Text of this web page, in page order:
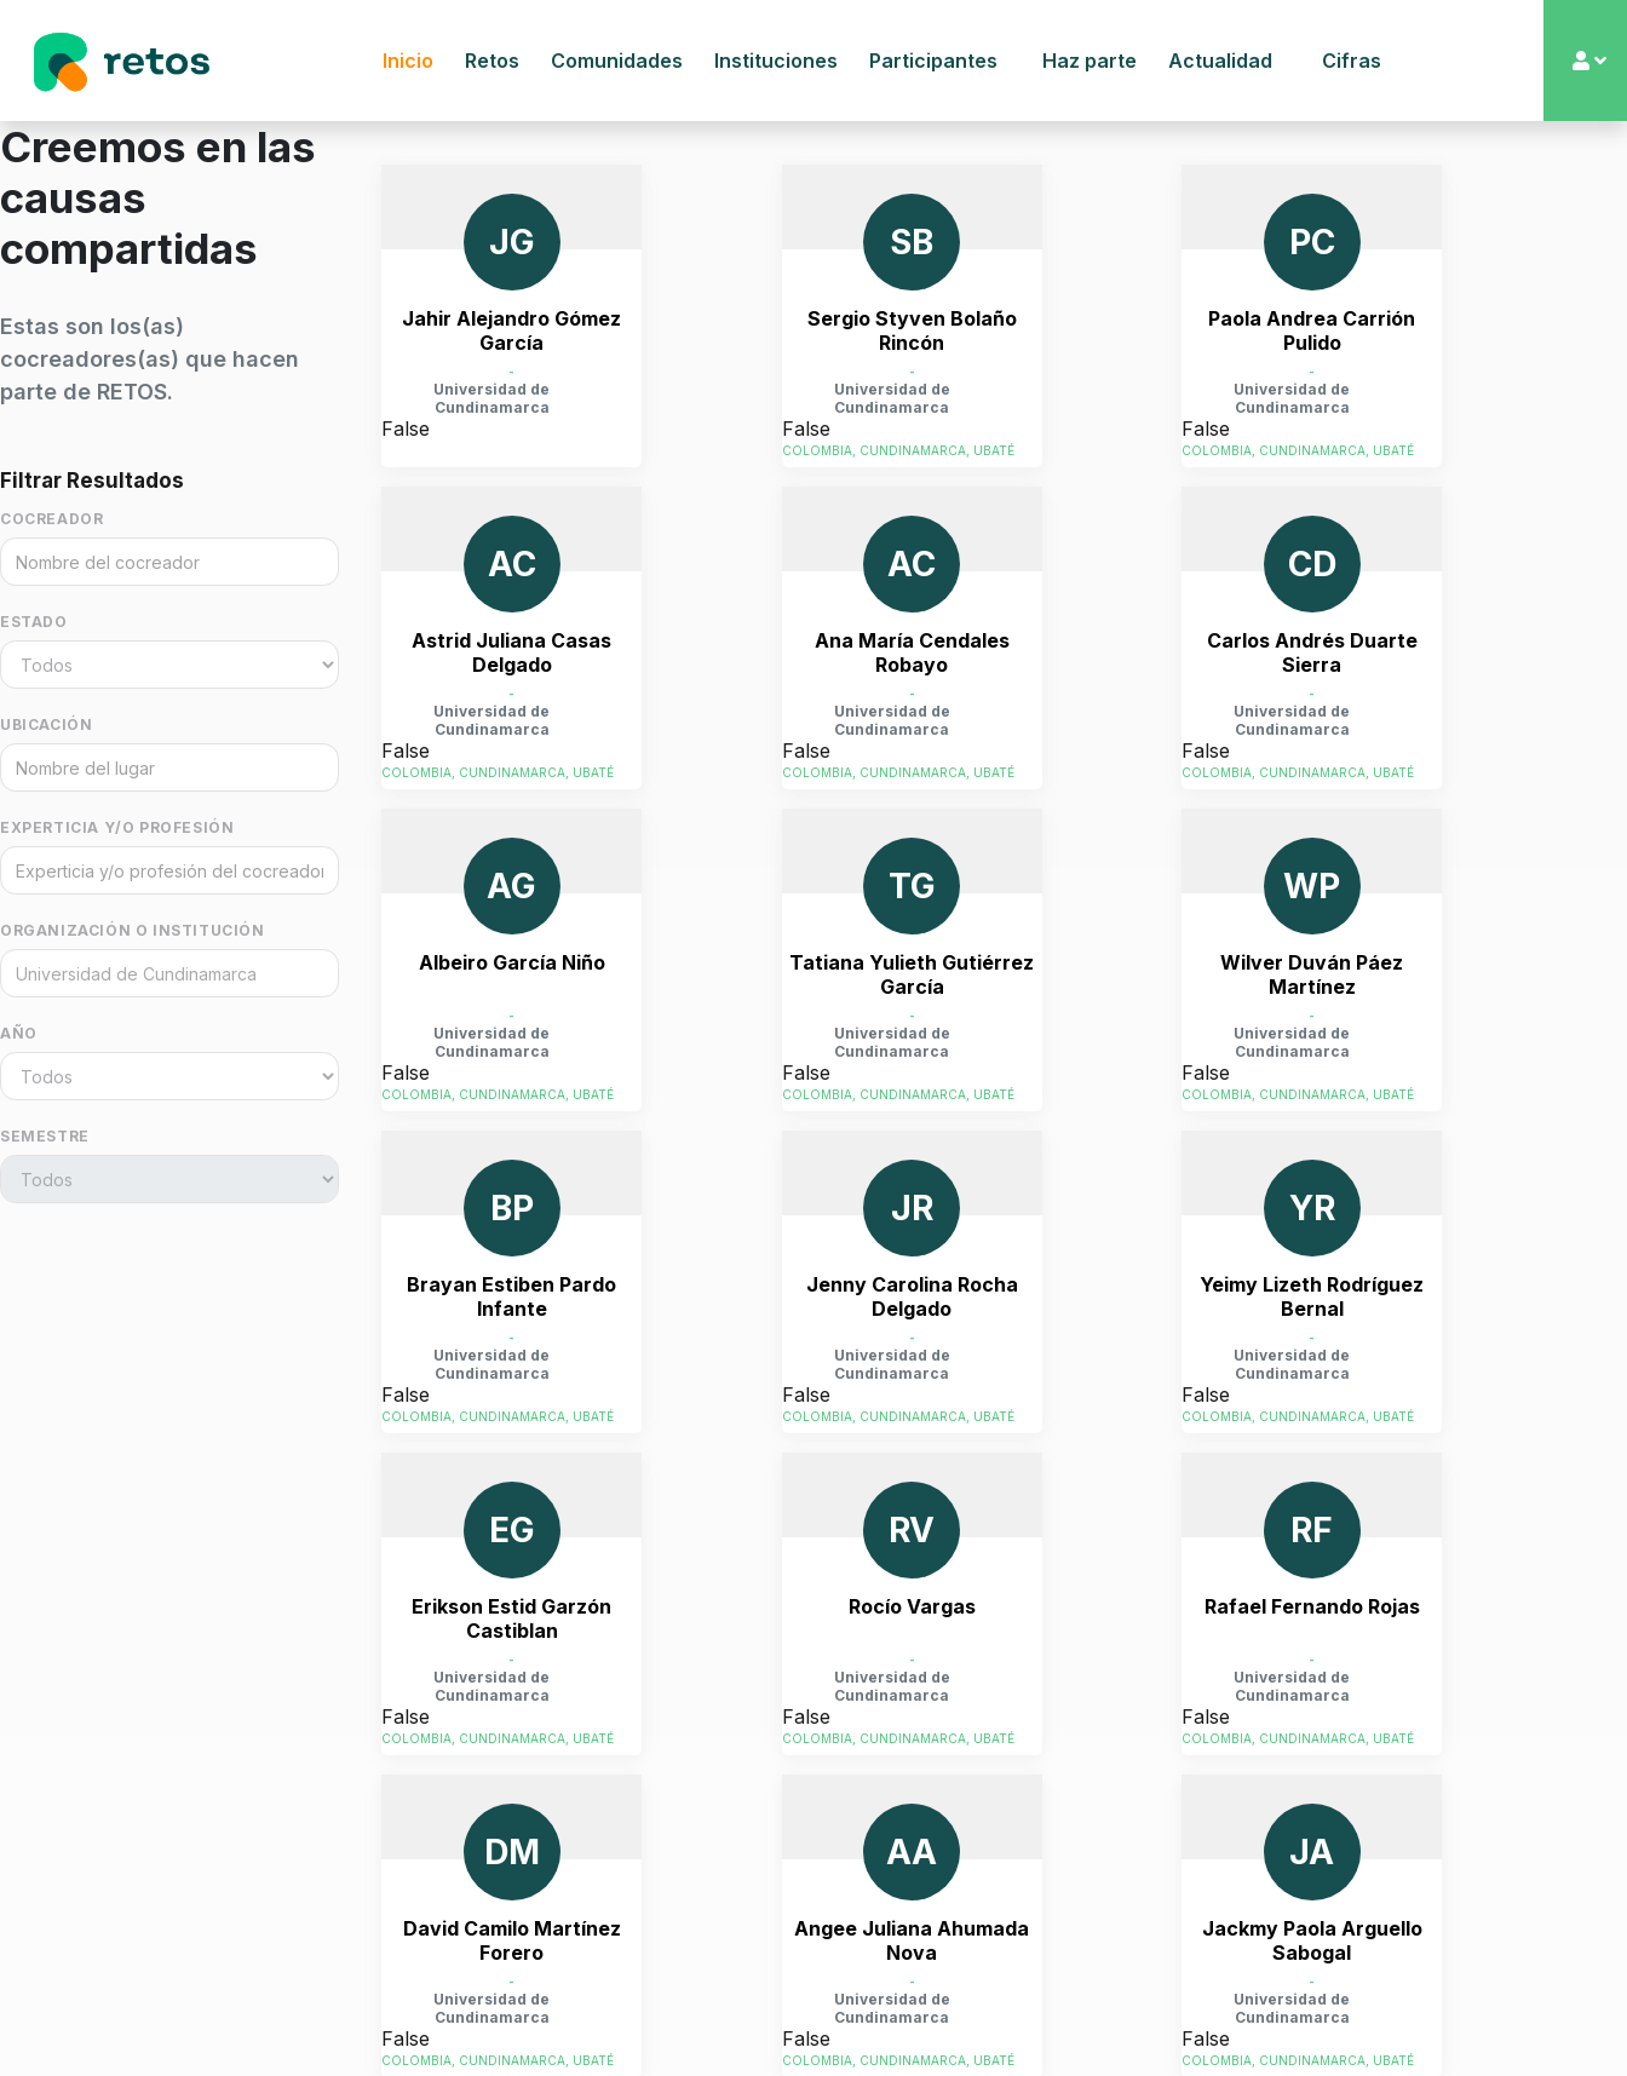
Inicio Retos Comunidades Instituciones Participantes Haz parte Actualidad Cifras
Creemos en las
causas
compartidas
Estas son los(as)
cocreadores(as) que hacen
parte de RETOS.
Filtrar Resultados
COCREADOR
ESTADO
UBICACIÓN
EXPERTICIA Y/O PROFESIÓN
ORGANIZACIÓN O INSTITUCIÓN
AÑO
SEMESTRE
JG
Jahir Alejandro Gómez
García
-
Universidad de
Cundinamarca
False
SB
Sergio Styven Bolaño
Rincón
-
Universidad de
Cundinamarca
False
COLOMBIA, CUNDINAMARCA, UBATÉ
PC
Paola Andrea Carrión
Pulido
-
Universidad de
Cundinamarca
False
COLOMBIA, CUNDINAMARCA, UBATÉ
AC
Astrid Juliana Casas
Delgado
-
Universidad de
Cundinamarca
False
COLOMBIA, CUNDINAMARCA, UBATÉ
AC
Ana María Cendales
Robayo
-
Universidad de
Cundinamarca
False
COLOMBIA, CUNDINAMARCA, UBATÉ
CD
Carlos Andrés Duarte
Sierra
-
Universidad de
Cundinamarca
False
COLOMBIA, CUNDINAMARCA, UBATÉ
AG
Albeiro García Niño
-
Universidad de
Cundinamarca
False
COLOMBIA, CUNDINAMARCA, UBATÉ
TG
Tatiana Yulieth Gutiérrez
García
-
Universidad de
Cundinamarca
False
COLOMBIA, CUNDINAMARCA, UBATÉ
WP
Wilver Duván Páez
Martínez
-
Universidad de
Cundinamarca
False
COLOMBIA, CUNDINAMARCA, UBATÉ
BP
Brayan Estiben Pardo
Infante
-
Universidad de
Cundinamarca
False
COLOMBIA, CUNDINAMARCA, UBATÉ
JR
Jenny Carolina Rocha
Delgado
-
Universidad de
Cundinamarca
False
COLOMBIA, CUNDINAMARCA, UBATÉ
YR
Yeimy Lizeth Rodríguez
Bernal
-
Universidad de
Cundinamarca
False
COLOMBIA, CUNDINAMARCA, UBATÉ
EG
Erikson Estid Garzón
Castiblan
-
Universidad de
Cundinamarca
False
COLOMBIA, CUNDINAMARCA, UBATÉ
RV
Rocío Vargas
-
Universidad de
Cundinamarca
False
COLOMBIA, CUNDINAMARCA, UBATÉ
RF
Rafael Fernando Rojas
-
Universidad de
Cundinamarca
False
COLOMBIA, CUNDINAMARCA, UBATÉ
DM
David Camilo Martínez
Forero
-
Universidad de
Cundinamarca
False
COLOMBIA, CUNDINAMARCA, UBATÉ
AA
Angee Juliana Ahumada
Nova
-
Universidad de
Cundinamarca
False
COLOMBIA, CUNDINAMARCA, UBATÉ
JA
Jackmy Paola Arguello
Sabogal
-
Universidad de
Cundinamarca
False
COLOMBIA, CUNDINAMARCA, UBATÉ